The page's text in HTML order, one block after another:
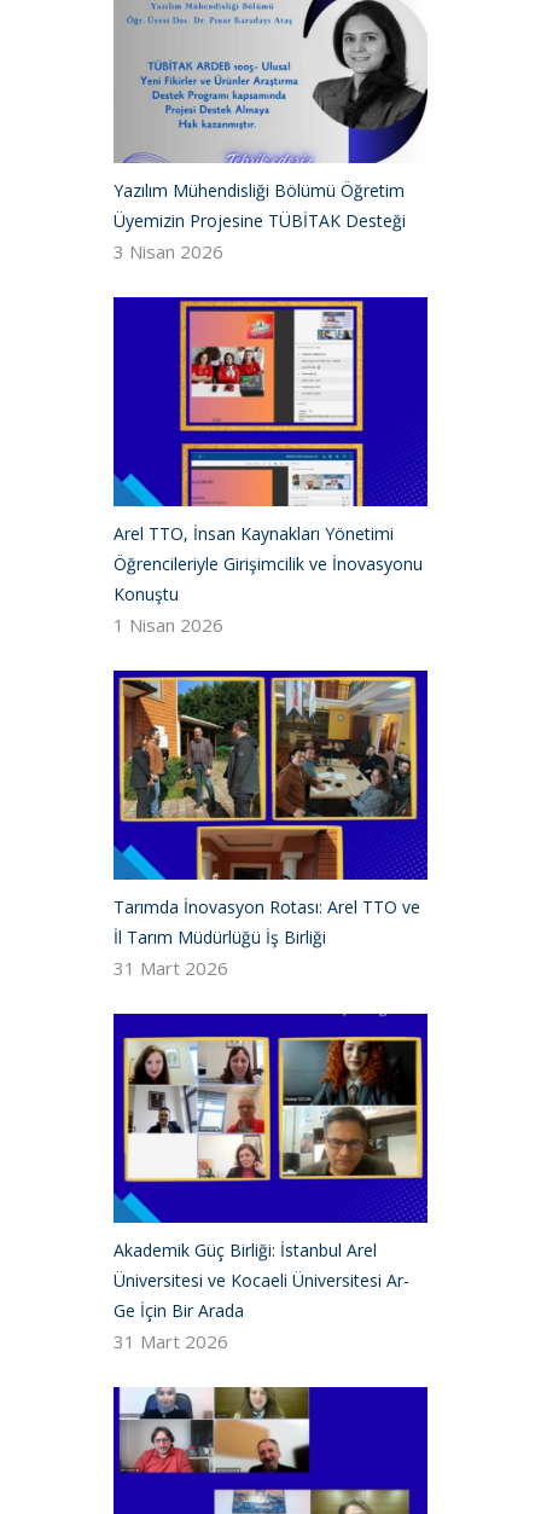
Yazılım Mühendisliği Bölümü Öğretim
Üyemizin Projesine TÜBİTAK Desteği
3 Nisan 2026
Arel TTO, İnsan Kaynakları Yönetimi
Öğrencileriyle Girişimcilik ve İnovasyonu
Konuştu
1 Nisan 2026
Tarımda İnovasyon Rotası: Arel TTO ve
İl Tarım Müdürlüğü İş Birliği
31 Mart 2026
Akademik Güç Birliği: İstanbul Arel
Üniversitesi ve Kocaeli Üniversitesi Ar-
Ge İçin Bir Arada
31 Mart 2026